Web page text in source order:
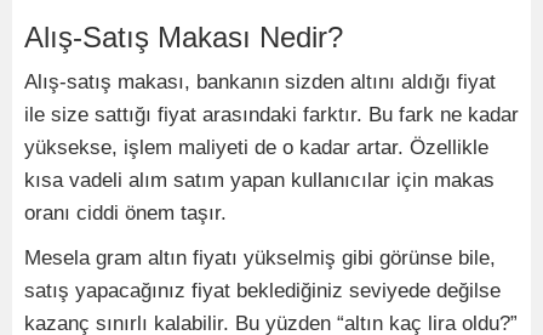
Alış-Satış Makası Nedir?
Alış-satış makası, bankanın sizden altını aldığı fiyat
ile size sattığı fiyat arasındaki farktır. Bu fark ne kadar
yüksekse, işlem maliyeti de o kadar artar. Özellikle
kısa vadeli alım satım yapan kullanıcılar için makas
oranı ciddi önem taşır.
Mesela gram altın fiyatı yükselmiş gibi görünse bile,
satış yapacağınız fiyat beklediğiniz seviyede değilse
kazanç sınırlı kalabilir. Bu yüzden “altın kaç lira oldu?”